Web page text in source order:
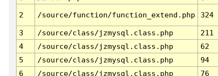
2 /source/function/function_extend.php 324
3 /source/class/jzmysql.class.php
211
4
/source/class/jzmysql.class.php
62
5
/source/class/jzmysql.class.php
94
6
/source/class/jzmysql.class.php 76